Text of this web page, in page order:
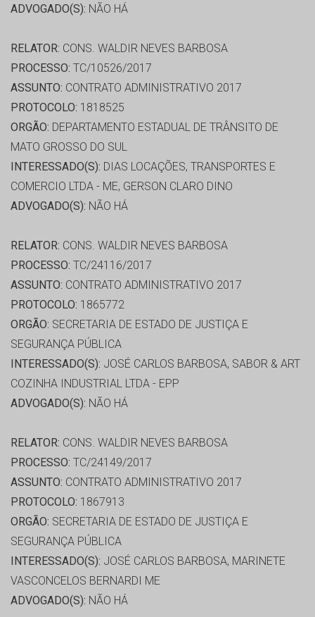
ADVOGADO(S): NÃO HÁ
RELATOR: CONS. WALDIR NEVES BARBOSA
PROCESSO: TC/10526/2017
ASSUNTO: CONTRATO ADMINISTRATIVO 2017
PROTOCOLO: 1818525
ORGÃO: DEPARTAMENTO ESTADUAL DE TRÂNSITO DE
MATO GROSSO DO SUL
INTERESSADO(S): DIAS LOCAÇÕES, TRANSPORTES E
COMERCIO LTDA - ME, GERSON CLARO DINO
ADVOGADO(S): NÃO HÁ
RELATOR: CONS. WALDIR NEVES BARBOSA
PROCESSO: TC/24116/2017
ASSUNTO: CONTRATO ADMINISTRATIVO 2017
PROTOCOLO: 1865772
ORGÃO: SECRETARIA DE ESTADO DE JUSTIÇA E
SEGURANÇA PÚBLICA
INTERESSADO(S): JOSÉ CARLOS BARBOSA, SABOR & ART
COZINHA INDUSTRIAL LTDA - EPP
ADVOGADO(S): NÃO HÁ
RELATOR: CONS. WALDIR NEVES BARBOSA
PROCESSO: TC/24149/2017
ASSUNTO: CONTRATO ADMINISTRATIVO 2017
PROTOCOLO: 1867913
ORGÃO: SECRETARIA DE ESTADO DE JUSTIÇA E
SEGURANÇA PÚBLICA
INTERESSADO(S): JOSÉ CARLOS BARBOSA, MARINETE
VASCONCELOS BERNARDI ME
ADVOGADO(S): NÃO HÁ